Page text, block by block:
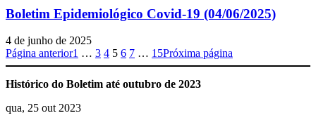
Boletim Epidemiológico Covid-19 (04/06/2025)
4 de junho de 2025
Página anterior1 … 3 4 5 6 7 … 15Próxima página
Histórico do Boletim até outubro de 2023
qua, 25 out 2023